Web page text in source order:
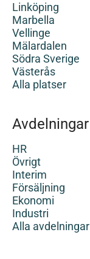
Linköping
Marbella
Vellinge
Mälardalen
Södra Sverige
Västerås
Alla platser
Avdelningar
HR
Övrigt
Interim
Försäljning
Ekonomi
Industri
Alla avdelningar